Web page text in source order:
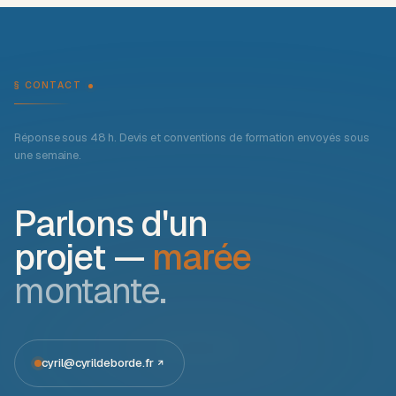
§ CONTACT
Réponse sous 48 h. Devis et conventions de formation envoyés sous
une semaine.
Parlons d'un
projet — marée
montante.
cyril@cyrildeborde.fr